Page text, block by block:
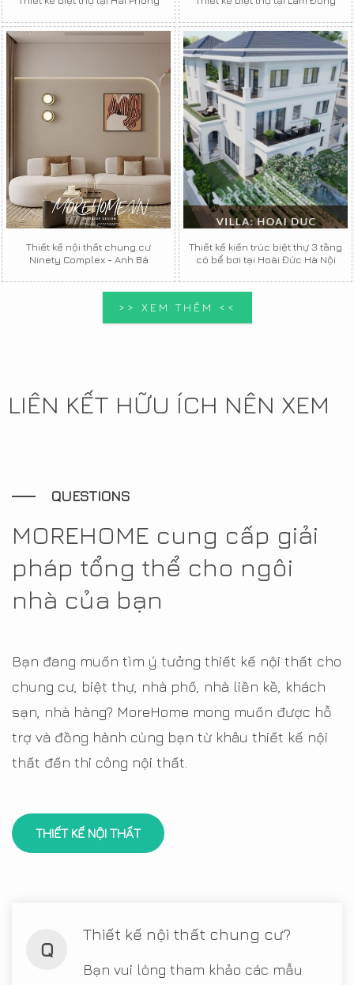
Thiết kế nội thất chung cư
Ninety Complex - Anh Bá
Thiết kế kiến trúc biệt thự 3 tầng
có bể bơi tại Hoài Đức Hà Nội
>> XEM THÊM <<
LIÊN KẾT HỮU ÍCH NÊN XEM
QUESTIONS
MOREHOME cung cấp giải
pháp tổng thể cho ngôi
nhà của bạn
Bạn đang muốn tìm ý tưởng thiết kế nội thất cho
chung cư, biệt thự, nhà phố, nhà liền kề, khách
sạn, nhà hàng? MoreHome mong muốn được hỗ
trợ và đồng hành cùng bạn từ khâu thiết kế nội
thất đến thi công nội thất.
THIẾT KẾ NỘI THẤT
Q
Thiết kế nội thất chung cư?
Bạn vui lòng tham khảo các mẫu